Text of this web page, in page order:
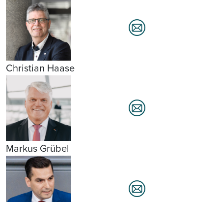
Christian Haase
Markus Grübel